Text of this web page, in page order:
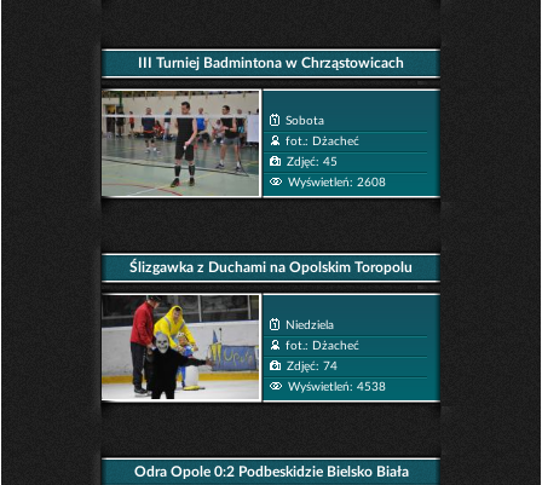
III Turniej Badmintona w Chrząstowicach
Sobota
fot.: Dżacheć
Zdjęć: 45
Wyświetleń: 2608
Ślizgawka z Duchami na Opolskim Toropolu
Niedziela
fot.: Dżacheć
Zdjęć: 74
Wyświetleń: 4538
Odra Opole 0:2 Podbeskidzie Bielsko Biała